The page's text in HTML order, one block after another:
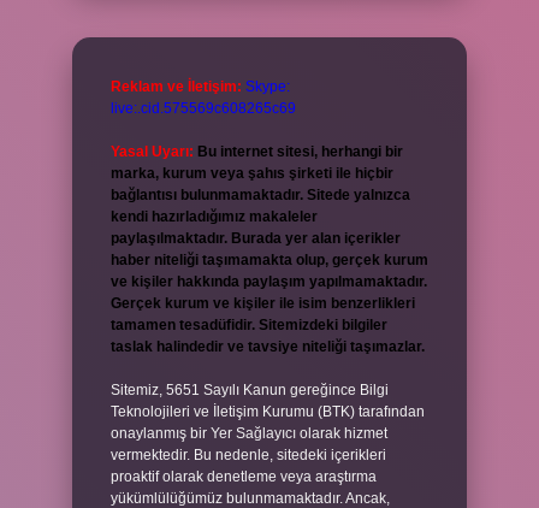
Reklam ve İletişim: Skype:
live:.cid.575569c608265c69
Yasal Uyarı: Bu internet sitesi, herhangi bir
marka, kurum veya şahıs şirketi ile hiçbir
bağlantısı bulunmamaktadır. Sitede yalnızca
kendi hazırladığımız makaleler
paylaşılmaktadır. Burada yer alan içerikler
haber niteliği taşımamakta olup, gerçek kurum
ve kişiler hakkında paylaşım yapılmamaktadır.
Gerçek kurum ve kişiler ile isim benzerlikleri
tamamen tesadüfidir. Sitemizdeki bilgiler
taslak halindedir ve tavsiye niteliği taşımazlar.
Sitemiz, 5651 Sayılı Kanun gereğince Bilgi
Teknolojileri ve İletişim Kurumu (BTK) tarafından
onaylanmış bir Yer Sağlayıcı olarak hizmet
vermektedir. Bu nedenle, sitedeki içerikleri
proaktif olarak denetleme veya araştırma
yükümlülüğümüz bulunmamaktadır. Ancak,